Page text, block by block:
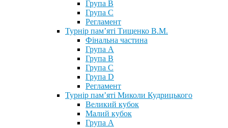
Група В
Група С
Регламент
Турнір пам’яті Тищенко В.М.
Фінальна частина
Група А
Група В
Група С
Група D
Регламент
Турнір пам’яті Миколи Кудрицького
Великий кубок
Малий кубок
Група А